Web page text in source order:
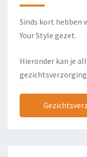
Sinds kort hebben
Your Style gezet.
Hieronder kan je